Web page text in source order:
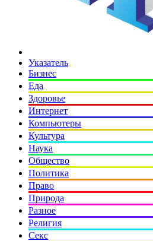
Указатель
Бизнес
Еда
Здоровье
Интернет
Компьютеры
Культура
Наука
Общество
Политика
Право
Природа
Разное
Религия
Секс